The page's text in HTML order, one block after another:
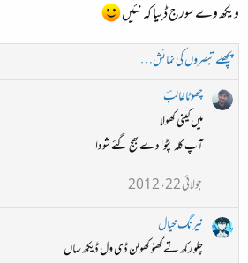
ویکھ وے سورج ڈبیا کہ نئیں
پچھلے تبصروں کی نمائش…
چھوٹاغالبؔ
میں کینی کھولا
آپ کلہ پٹوا دے بھج گئے شودا
جولائی 22، 2012
نیرنگ خیال
چلو رکھ تے گھنو کھولن ڈی ول ڈیکھ ساں